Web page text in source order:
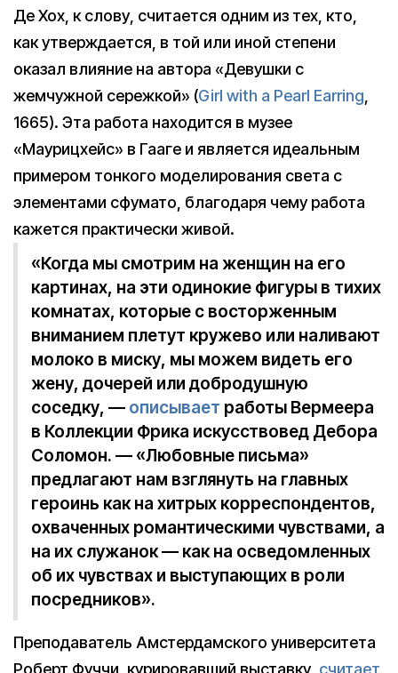
Де Хох, к слову, считается одним из тех, кто,
как утверждается, в той или иной степени
оказал влияние на автора «Девушки с
жемчужной сережкой» (Girl with a Pearl Earring,
1665). Эта работа находится в музее
«Маурицхейс» в Гааге и является идеальным
примером тонкого моделирования света с
элементами сфумато, благодаря чему работа
кажется практически живой.
«Когда мы смотрим на женщин на его
картинах, на эти одинокие фигуры в тихих
комнатах, которые с восторженным
вниманием плетут кружево или наливают
молоко в миску, мы можем видеть его
жену, дочерей или добродушную
соседку, — описывает работы Вермеера
в Коллекции Фрика искусствовед Дебора
Соломон. — «Любовные письма»
предлагают нам взглянуть на главных
героинь как на хитрых корреспондентов,
охваченных романтическими чувствами, а
на их служанок — как на осведомленных
об их чувствах и выступающих в роли
посредников».
Преподаватель Амстердамского университета